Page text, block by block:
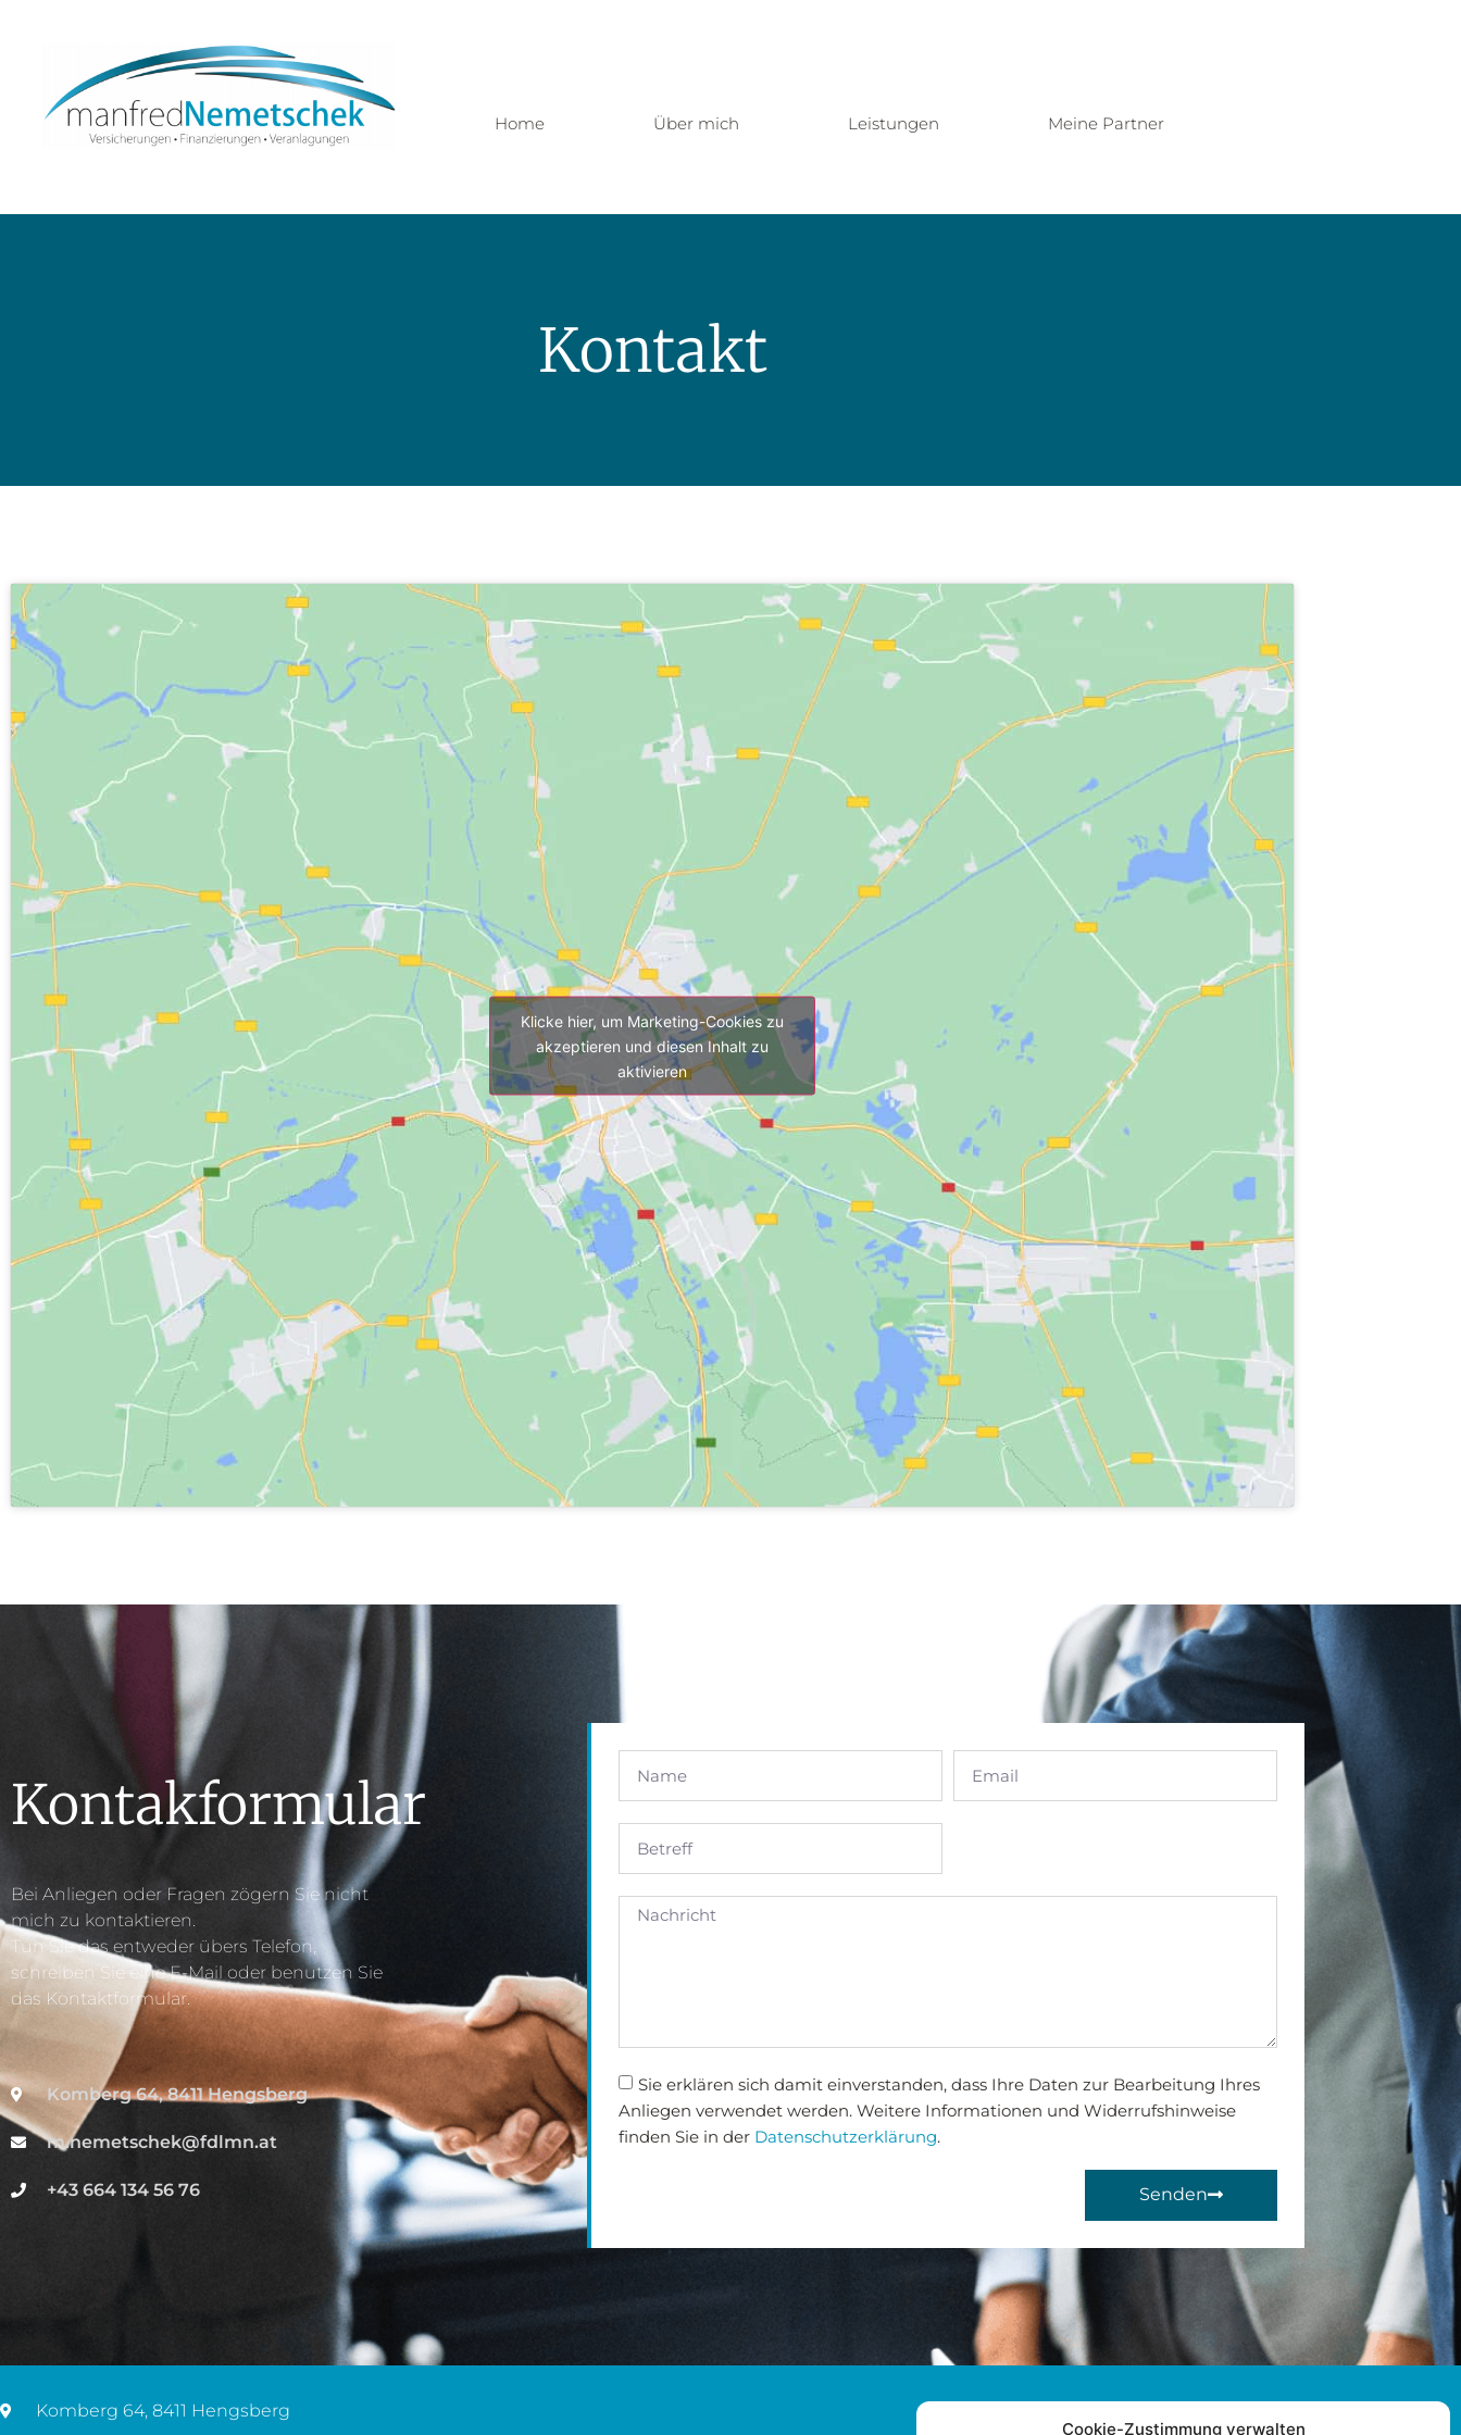
Cookie-Zustimmung verwalten
Home Über mich Leistungen Meine Partner
Kontakt
Klicke hier, um Marketing-Cookies zu
akzeptieren und diesen Inhalt zu
aktivieren
Kontakformular
Bei Anliegen oder Fragen zögern Sie nicht
mich zu kontaktieren.
Tun Sie das entweder übers Telefon,
schreiben Sie eine E-Mail oder benutzen Sie
das Kontaktformular.
Komberg 64, 8411 Hengsberg
m.nemetschek@fdlmn.at
+43 664 134 56 76
Sie erklären sich damit einverstanden, dass Ihre Daten zur Bearbeitung Ihres
Anliegen verwendet werden. Weitere Informationen und Widerrufshinweise
finden Sie in der Datenschutzerklärung.
Senden
Komberg 64, 8411 Hengsberg